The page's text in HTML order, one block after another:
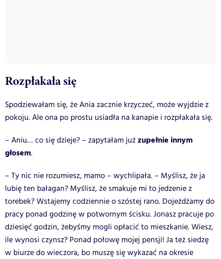
Rozpłakała się
Spodziewałam się, że Ania zacznie krzyczeć, może wyjdzie z
pokoju. Ale ona po prostu usiadła na kanapie i rozpłakała się.
– Aniu… co się dzieje? – zapytałam jużzupełnie innym
głosem.
– Ty nic nie rozumiesz, mamo – wychlipała. – Myślisz, że ja
lubię ten bałagan? Myślisz, że smakuje mi to jedzenie z
torebek? Wstajemy codziennie o szóstej rano. Dojeżdżamy do
pracy ponad godzinę w potwornym ścisku. Jonasz pracuje po
dziesięć godzin, żebyśmy mogli opłacić to mieszkanie. Wiesz,
ile wynosi czynsz? Ponad połowę mojej pensji! Ja też siedzę
w biurze do wieczora, bo muszę się wykazać na okresie